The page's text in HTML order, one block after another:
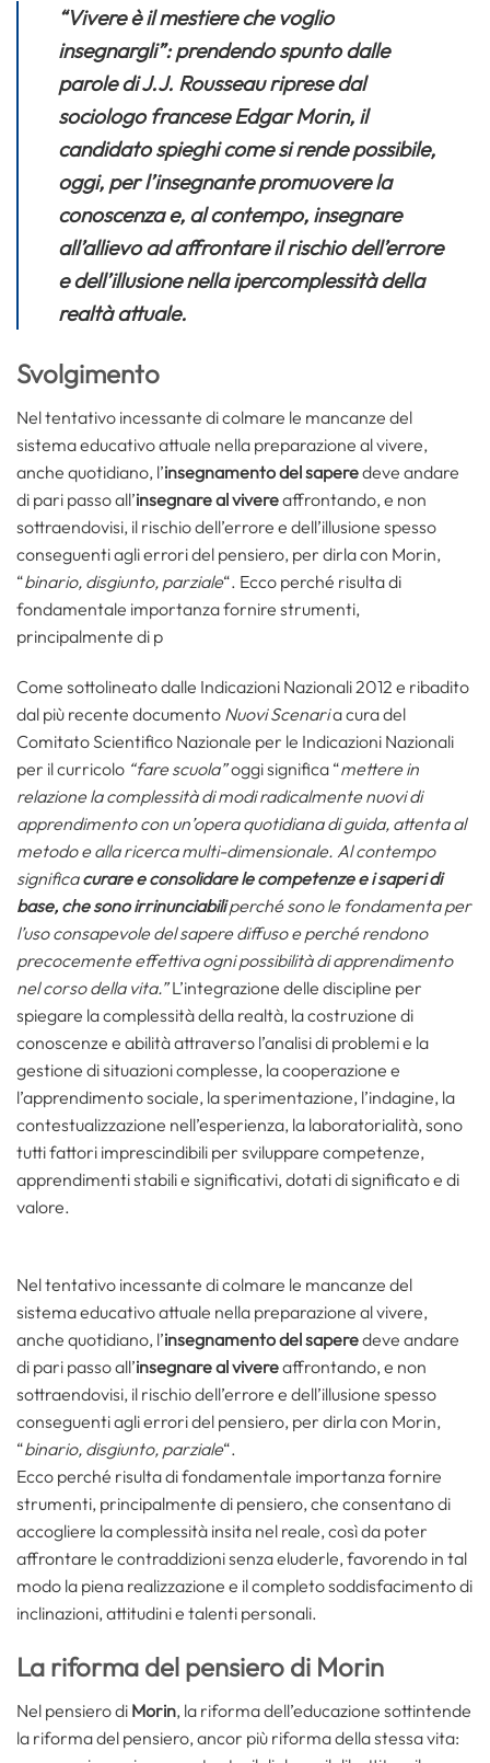
“Vivere è il mestiere che voglio
insegnargli”: prendendo spunto dalle
parole di J.J. Rousseau riprese dal
sociologo francese Edgar Morin, il
candidato spieghi come si rende possibile,
oggi, per l’insegnante promuovere la
conoscenza e, al contempo, insegnare
all’allievo ad affrontare il rischio dell’errore
e dell’illusione nella ipercomplessità della
realtà attuale.
Svolgimento
Nel tentativo incessante di colmare le mancanze del
sistema educativo attuale nella preparazione al vivere,
anche quotidiano, l’insegnamento del saperedeve andare
di pari passo all’insegnare al vivereaffrontando, e non
sottraendovisi, il rischio dell’errore e dell’illusione spesso
conseguenti agli errori del pensiero, per dirla con Morin,
“binario, disgiunto, parziale“. Ecco perché risulta di
fondamentale importanza fornire strumenti,
principalmente di p
Come sottolineato dalle Indicazioni Nazionali 2012 e ribadito
dal più recente documento Nuovi Scenaria cura del
Comitato Scientifico Nazionale per le Indicazioni Nazionali
per il curricolo “fare scuola”oggi significa “mettere in
relazione la complessità di modi radicalmente nuovi di
apprendimento con un’opera quotidiana di guida, attenta al
metodo e alla ricerca multi-dimensionale. Al contempo
significacurare e consolidare le competenze e i saperi di
base, che sono irrinunciabiliperché sono le fondamenta per
l’uso consapevole del sapere diffuso e perché rendono
precocemente effettiva ogni possibilità di apprendimento
nel corso della vita.”L’integrazione delle discipline per
spiegare la complessità della realtà, la costruzione di
conoscenze e abilità attraverso l’analisi di problemi e la
gestione di situazioni complesse, la cooperazione e
l’apprendimento sociale, la sperimentazione, l’indagine, la
contestualizzazione nell’esperienza, la laboratorialità, sono
tutti fattori imprescindibili per sviluppare competenze,
apprendimenti stabili e significativi, dotati di significato e di
valore.
Nel tentativo incessante di colmare le mancanze del
sistema educativo attuale nella preparazione al vivere,
anche quotidiano, l’insegnamento del saperedeve andare
di pari passo all’insegnare al vivereaffrontando, e non
sottraendovisi, il rischio dell’errore e dell’illusione spesso
conseguenti agli errori del pensiero, per dirla con Morin,
“binario, disgiunto, parziale“.
Ecco perché risulta di fondamentale importanza fornire
strumenti, principalmente di pensiero, che consentano di
accogliere la complessità insita nel reale, così da poter
affrontare le contraddizioni senza eluderle, favorendo in tal
modo la piena realizzazione e il completo soddisfacimento di
inclinazioni, attitudini e talenti personali.
La riforma del pensiero di Morin
Nel pensiero di Morin, la riforma dell’educazione sottintende
la riforma del pensiero, ancor più riforma della stessa vita: